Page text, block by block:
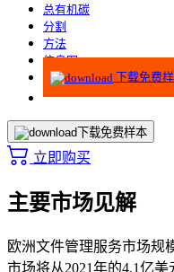
总有机碳
分割
方法
信息图
下载免费
下载免费样本
立即购买
主要市场见解
欧洲文件管理服务市场规
市场将从2021年的4.1亿